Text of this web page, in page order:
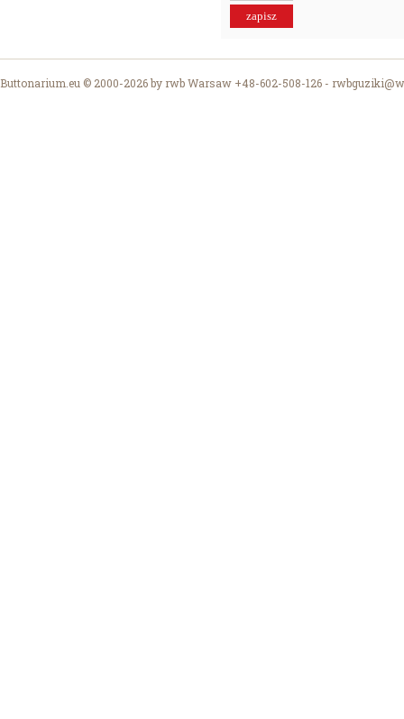
Buttonarium.eu © 2000-2026 by rwb Warsaw +48-602-508-126 -